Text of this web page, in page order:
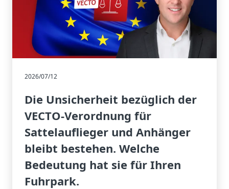
2026/07/12
Die Unsicherheit bezüglich der
VECTO-Verordnung für
Sattelauflieger und Anhänger
bleibt bestehen. Welche
Bedeutung hat sie für Ihren
Fuhrpark.